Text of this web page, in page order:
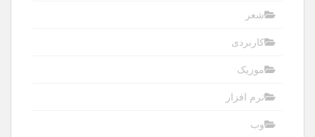
شعر
کاربردی
موزیک
نرم افزار
وب